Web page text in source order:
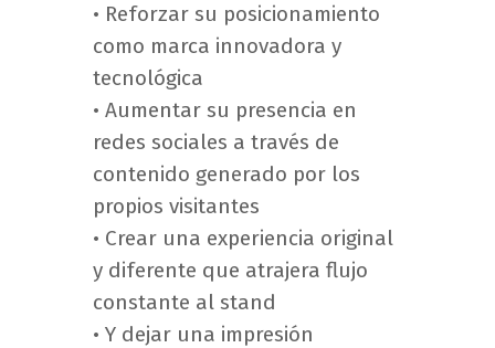
• Reforzar su posicionamiento
como marca innovadora y
tecnológica
• Aumentar su presencia en
redes sociales a través de
contenido generado por los
propios visitantes
• Crear una experiencia original
y diferente que atrajera flujo
constante al stand
• Y dejar una impresión